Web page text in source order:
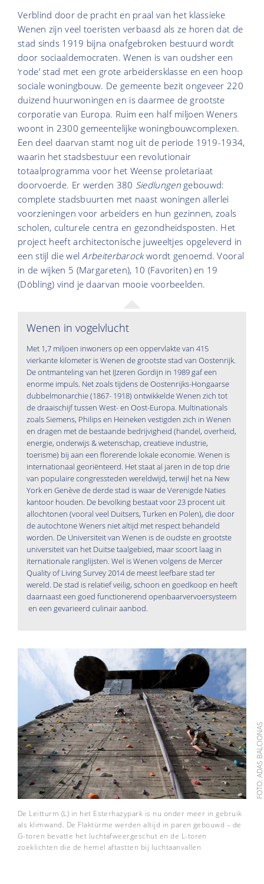
Verblind door de pracht en praal van het klassieke
Wenen zijn veel toeristen verbaasd als ze horen dat de
stad sinds 1919 bijna onafgebroken bestuurd wordt
door sociaaldemocraten. Wenen is van oudsher een
‘rode’ stad met een grote arbeidersklasse en een hoop
sociale woningbouw. De gemeente bezit ongeveer 220
duizend huurwoningen en is daarmee de grootste
corporatie van Europa. Ruim een half miljoen Weners
woont in 2300 gemeentelijke woningbouwcomplexen.
Een deel daarvan stamt nog uit de periode 1919-1934,
waarin het stadsbestuur een revolutionair
totaalprogramma voor het Weense proletariaat
doorvoerde. Er werden 380 Siedlungengebouwd:
complete stadsbuurten met naast woningen allerlei
voorzieningen voor arbeiders en hun gezinnen, zoals
scholen, culturele centra en gezondheidsposten. Het
project heeft architectonische juweeltjes opgeleverd in
een stijl die welArbeiterbarockwordt genoemd. Vooral
in de wijken 5 (Margareten), 10 (Favoriten) en 19
(Döbling) vind je daarvan mooie voorbeelden.
Wenen in vogelvlucht
Met 1,7 miljoen inwoners op een oppervlakte van 415
vierkante kilometer is Wenen de grootste stad van Oostenrijk.
De ontmanteling van het IJzeren Gordijn in 1989 gaf een
enorme impuls. Net zoals tijdens de Oostenrijks-Hongaarse
dubbelmonarchie (1867- 1918) ontwikkelde Wenen zich tot
de draaischijf tussen West- en Oost-Europa. Multinationals
zoals Siemens, Philips en Heineken vestigden zich in Wenen
en dragen met de bestaande bedrijvigheid (handel, overheid,
energie, onderwijs & wetenschap, creatieve industrie,
toerisme) bij aan een florerende lokale economie. Wenen is
internationaal georiënteerd. Het staat al jaren in de top drie
van populaire congressteden wereldwijd, terwijl het na New
York en Genève de derde stad is waar de Verenigde Naties
kantoor houden. De bevolking bestaat voor 23 procent uit
allochtonen (vooral veel Duitsers, Turken en Polen), die door
de autochtone Weners niet altijd met respect behandeld
worden. De Universiteit van Wenen is de oudste en grootste
universiteit van het Duitse taalgebied, maar scoort laag in
iternationale ranglijsten. Wel is Wenen volgens de Mercer
Quality of Living Survey 2014 de meest leefbare stad ter
wereld. De stad is relatief veilig, schoon en goedkoop en heeft
daarnaast een goed functionerend openbaarvervoersysteem
en een gevarieerd culinair aanbod.
FOTO: ADAS BALCIONAS
De Leitturm (L) in het Esterhazypark is nu onder meer in gebruik
als klimwand. De Flaktürme werden altijd in paren gebouwd – de
G-toren bevatte het luchtafweergeschut en de L-toren
zoeklichten die de hemel aftastten bij luchtaanvallen